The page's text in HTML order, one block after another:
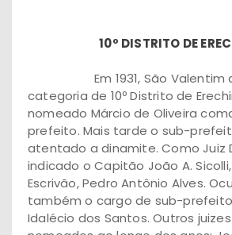
10º DISTRITO DE
Em 1931, São Valentim
categoria de 10º Distrito de
nomeado Márcio de Oliveira
prefeito. Mais tarde o sub-
atentado a dinamite. Como Juiz
indicado o Capitão João A.
Escrivão, Pedro Antônio Alves.
também o cargo de sub-
Idalécio dos Santos. Outros